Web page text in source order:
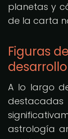
planetas y
de la carta
Figuras
A lo largo
astrología